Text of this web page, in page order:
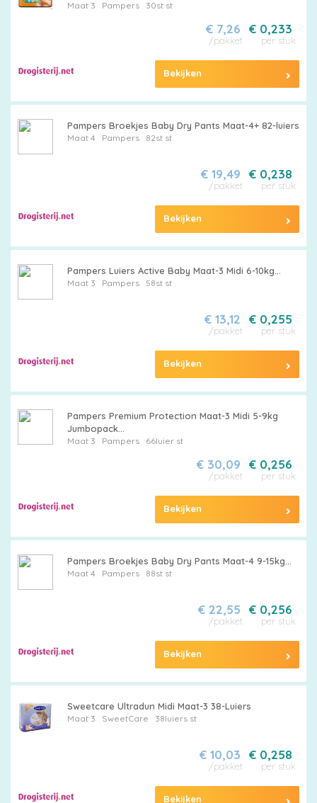
Maat 3 Pampers 30st st
€ 0,233
per stuk
€ 7,26
/pakket
Bekijken
Pampers Broekjes Baby Dry Pants Maat-4+ 82-luiers
Maat 4 Pampers 82st st
€ 0,238
per stuk
€ 19,49
/pakket
Bekijken
Pampers Luiers Active Baby Maat-3 Midi 6-10kg...
Maat 3 Pampers 58st st
€ 0,255
per stuk
€ 13,12
/pakket
Bekijken
Pampers Premium Protection Maat-3 Midi 5-9kg
Jumbopack...
Maat 3 Pampers 66luier st
€ 0,256
per stuk
€ 30,09
/pakket
Bekijken
Pampers Broekjes Baby Dry Pants Maat-4 9-15kg...
Maat 4 Pampers 88st st
€ 0,256
per stuk
€ 22,55
/pakket
Bekijken
Sweetcare Ultradun Midi Maat-3 38-Luiers
Maat 3 SweetCare 38luiers st
€ 0,258
per stuk
€ 10,03
/pakket
Bekijken